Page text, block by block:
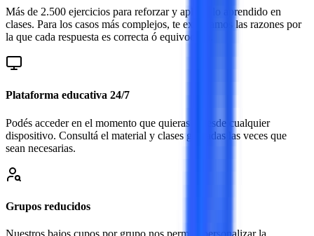
Más de 2.500 ejercicios para reforzar y aplicar lo aprendido en
clases. Para los casos más complejos, te explicamos las razones por
la que cada respuesta es correcta ó equivocada.
Plataforma educativa 24/7
Podés acceder en el momento que quieras y desde cualquier
dispositivo. Consultá el material y clases grabadas las veces que
sean necesarias.
Grupos reducidos
Nuestros bajos cupos por grupo nos permite personalizar la